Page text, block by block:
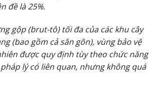
đề là 25%.
gộp (brut-tô) tối đa của các khu cây
(bao gồm cả sân gôn), vùng bảo vệ
được quy định tùy theo chức năng
lý có liên quan, nhưng không quá